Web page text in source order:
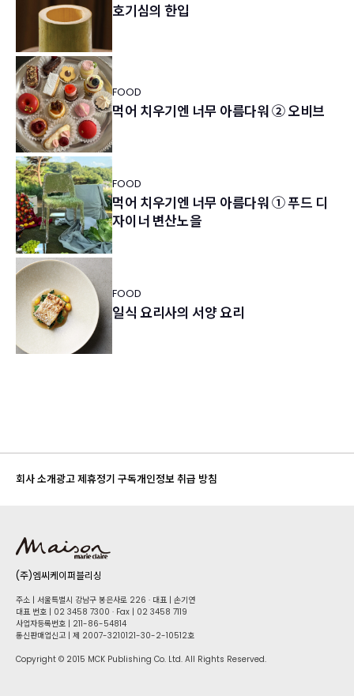
호기심의 한입
FOOD
먹어 치우기엔 너무 아름다워 ② 오비브
FOOD
먹어 치우기엔 너무 아름다워 ① 푸드 디
자이너 변산노을
FOOD
일식 요리사의 서양 요리
회사 소개광고 제휴정기 구독개인정보 취급 방침
(주)엠씨케이퍼블리싱
주소 | 서울특별시 강남구 봉은사로 226 · 대표 | 손기연
대표 번호 | 02 34​58 7300 · Fax | 02 34​58 7119
사업자등록번호 | 211-86-5​4814
통신판매업신고 | 제 2007-3210121-30-2-10512호
Copyright © 2015 MCK Publishing Co. Ltd. All Rights Reserved.